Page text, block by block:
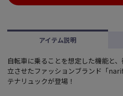
アイテム説明
自転車に乗ることを想定した機能と
立させたファッションブランド「
テナリュックが登場！